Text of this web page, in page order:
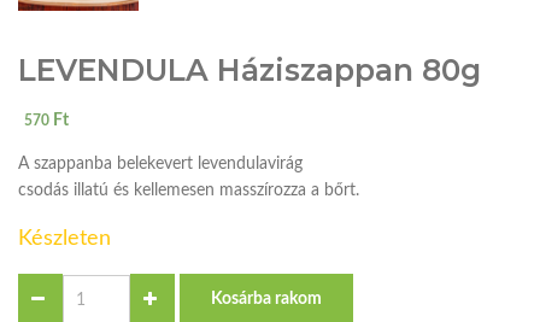
LEVENDULA Háziszappan 80g
570 Ft
A szappanba belekevert levendulavirág
csodás illatú és kellemesen masszírozza a bőrt.
Készleten
Kosárba rakom